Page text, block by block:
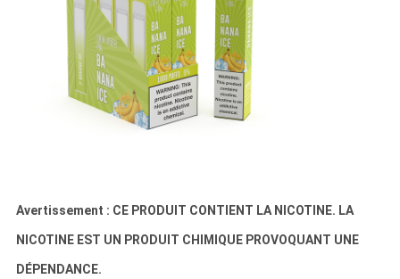
Avertissement : CE PRODUIT CONTIENT LA NICOTINE. LA
NICOTINE EST UN PRODUIT CHIMIQUE PROVOQUANT UNE
DÉPENDANCE.